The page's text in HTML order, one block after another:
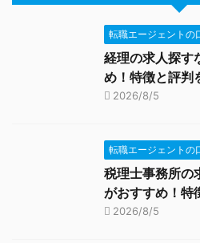
転職エージェントの
経理の求人探す
め！特徴と評判
2026/8/5
転職エージェントの
税理士事務所の
がおすすめ！特
2026/8/5